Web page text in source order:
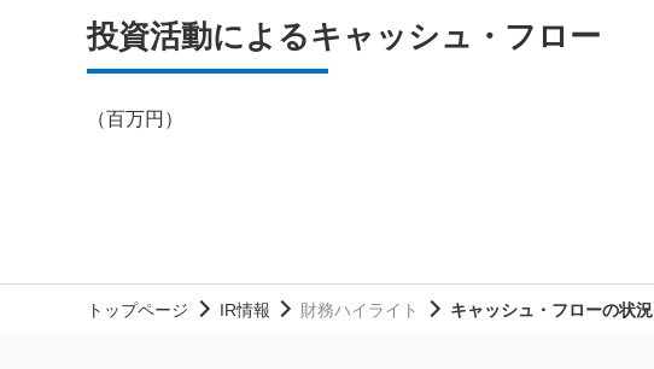
投資活動によるキャッシュ・フロー
（百万円）
トップページ IR情報 財務ハイライト キャッシュ・フローの状況